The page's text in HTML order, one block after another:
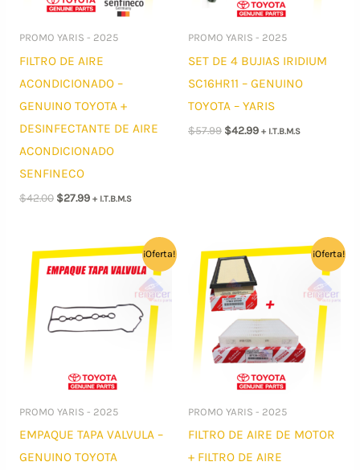
PROMO YARIS - 2025
FILTRO DE AIRE
ACONDICIONADO –
GENUINO TOYOTA +
DESINFECTANTE DE AIRE
ACONDICIONADO
SENFINECO
$42.00 El
$42.00.
$27.99El
$27.99.
+ I.T.B.M.S
PROMO YARIS - 2025
SET DE 4 BUJIAS IRIDIUM
SC16HR11 – GENUINO
TOYOTA – YARIS
$57.99 El
$42.99El+ I.T.B.M.S
¡Oferta!
PROMO YARIS - 2025
EMPAQUE TAPA VALVULA –
GENUINO TOYOTA
¡Oferta!
PROMO YARIS - 2025
FILTRO DE AIRE DE MOTOR
+ FILTRO DE AIRE